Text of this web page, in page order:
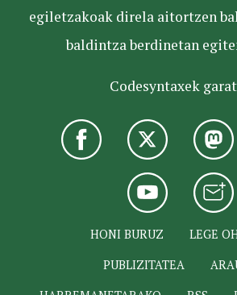
egiletzakoak direla aitortzen
baldintza berdinetan
Codesyntaxek
HONI BURUZ
LEGE
PUBLIZITATEA